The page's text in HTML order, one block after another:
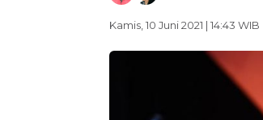
Kamis, 10 Juni 2021 | 14:43 WIB